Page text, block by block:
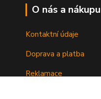
O nás a nákupu
Kontaktní údaje
Doprava a platba
Reklamace